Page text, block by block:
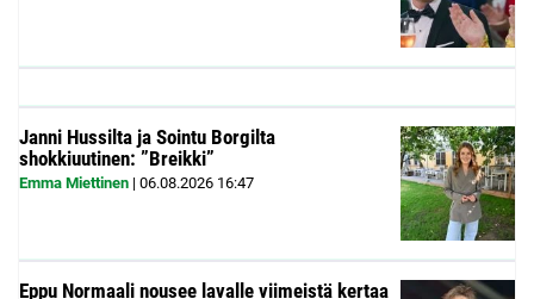
Janni Hussilta ja Sointu Borgilta
shokkiuutinen: ”Breikki”
Emma Miettinen | 06.08.2026 16:47
Eppu Normaali nousee lavalle viimeistä kertaa